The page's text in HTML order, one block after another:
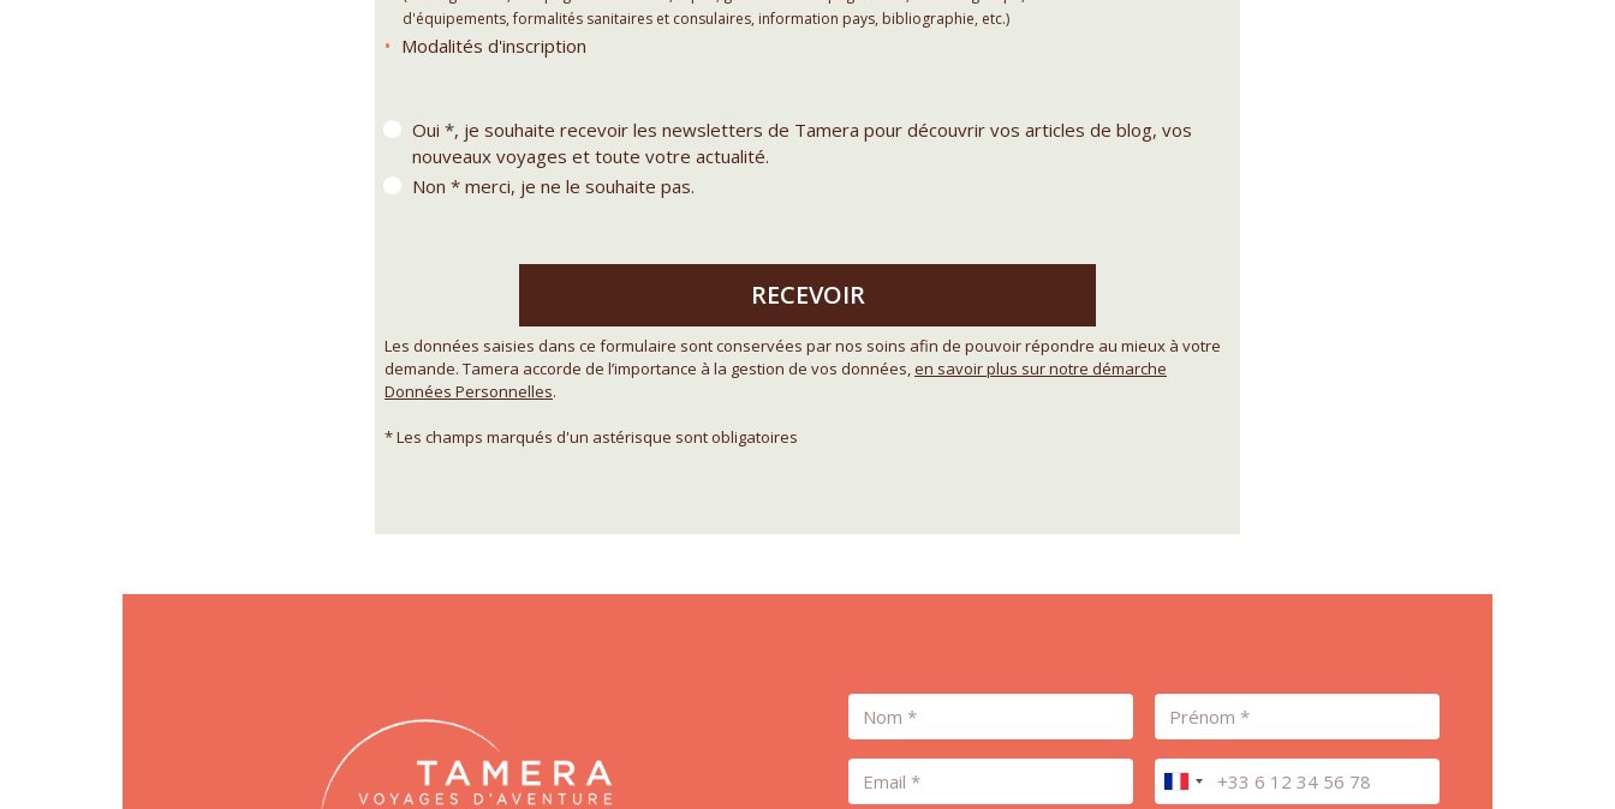
d'équipements, formalités sanitaires et consulaires, information pays, bibliographie, etc.)
Modalités d'inscription
Oui *, je souhaite recevoir les newsletters de Tamera pour découvrir vos articles de blog, vos
nouveaux voyages et toute votre actualité.
Non * merci, je ne le souhaite pas.
RECEVOIR
Les données saisies dans ce formulaire sont conservées par nos soins afin de pouvoir répondre au mieux à votre
demande. Tamera accorde de l’importance à la gestion de vos données,en savoir plus sur notre démarche
Données Personnelles.
* Les champs marqués d'un astérisque sont obligatoires
Nom Prénom
Email Téléphone